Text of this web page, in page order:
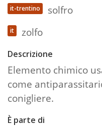
it-trentino solfro
it zolfo
Descrizione
Elemento chimico
come
conigliere.
È parte di